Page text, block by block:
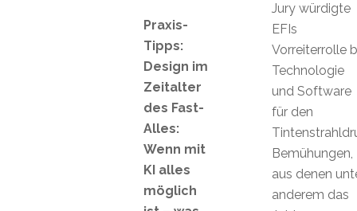
Jury würdigte
EFIs
Vorreiterrolle
Technologie
und Software
für den
Bemühungen,
aus denen
anderem das
Praxis-
Tipps:
Design im
Zeitalter
des Fast-
Alles:
Wenn mit
KI alles
möglich